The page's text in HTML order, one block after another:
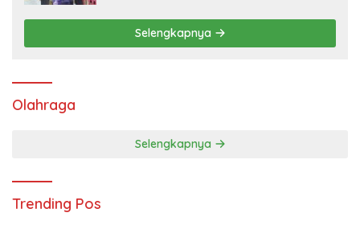
Selengkapnya
Olahraga
Selengkapnya
Trending Pos